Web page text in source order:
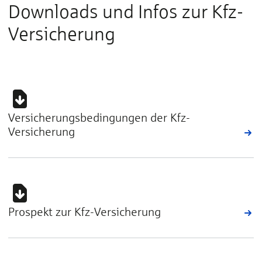
Downloads und Infos zur Kfz-
Versicherung
Versicherungsbedingungen der Kfz-
Versicherung
Prospekt zur Kfz-Versicherung